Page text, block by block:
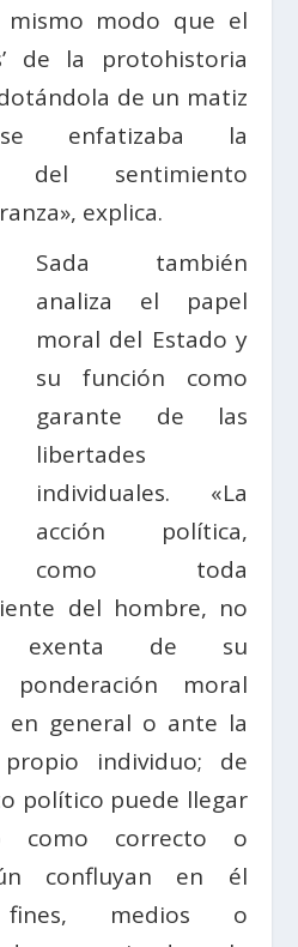
modo que el
de la protohistoria
de un matiz
enfatizaba la
del sentimiento
explica.
Sada también
analiza el papel
moral del Estado y
su función como
garante de las
libertades
individuales. «La
acción política,
como toda
del hombre, no
exenta de su
ponderación moral
en general o ante la
individuo; de
político puede llegar
como correcto o
confluyan en él
fines, medios o